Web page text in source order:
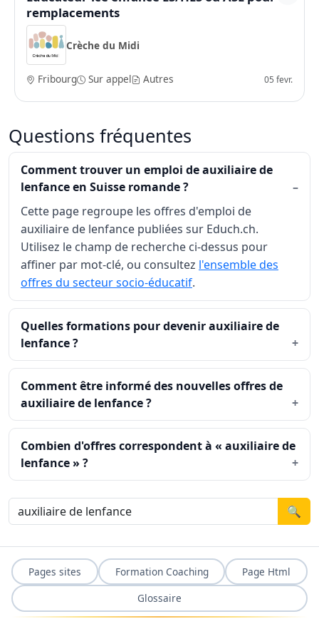
remplacements
Crèche du Midi
Fribourg Sur appel Autres 05 fevr.
Questions fréquentes
Comment trouver un emploi de auxiliaire de
lenfance en Suisse romande ?
Cette page regroupe les offres d'emploi de
auxiliaire de lenfance publiées sur Educh.ch.
Utilisez le champ de recherche ci-dessus pour
affiner par mot-clé, ou consultez l'ensemble des
offres du secteur socio-éducatif.
Quelles formations pour devenir auxiliaire de
lenfance ?
Comment être informé des nouvelles offres de
auxiliaire de lenfance ?
Combien d'offres correspondent à « auxiliaire de
lenfance » ?
🔍
Pages sites Formation Coaching
Page Html
Glossaire